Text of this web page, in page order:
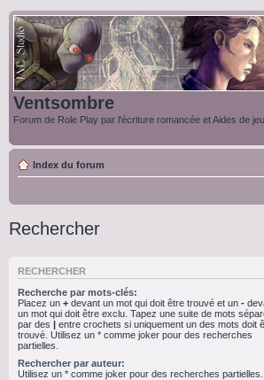
Ventsombre
Forum de Role Play par l'écriture romancée et Aides de
Index du forum
Rechercher
RECHERCHER
Recherche par mots-clés:
Placez un + devant un mot qui doit être trouvé et un -
un mot qui doit être exclu. Tapez une suite de mots
par des | entre crochets si uniquement un des mots doit
trouvé. Utilisez un * comme joker pour des recherches
partielles.
Rechercher par auteur:
Utilisez un * comme joker pour des recherches partielles.